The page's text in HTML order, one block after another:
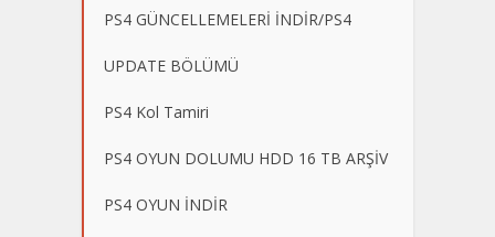
PS4 GÜNCELLEMELERİ İNDİR/PS4
UPDATE BÖLÜMÜ
PS4 Kol Tamiri
PS4 OYUN DOLUMU HDD 16 TB ARŞİV
PS4 OYUN İNDİR